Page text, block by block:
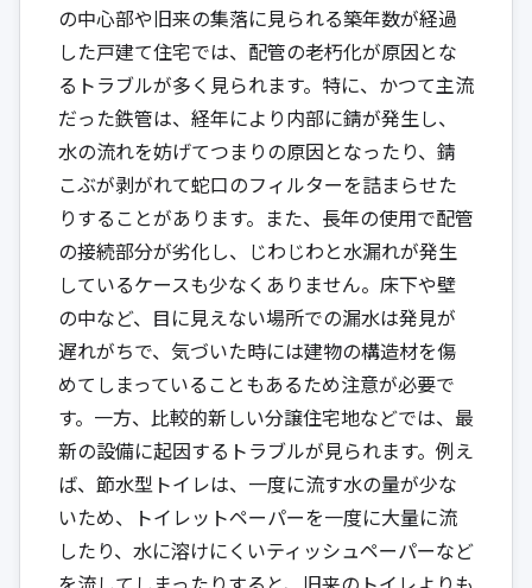
の中心部や旧来の集落に見られる築年数が経過
した戸建て住宅では、配管の老朽化が原因とな
るトラブルが多く見られます。特に、かつて主流
だった鉄管は、経年により内部に錆が発生し、
水の流れを妨げてつまりの原因となったり、錆
こぶが剥がれて蛇口のフィルターを詰まらせた
りすることがあります。また、長年の使用で配管
の接続部分が劣化し、じわじわと水漏れが発生
しているケースも少なくありません。床下や壁
の中など、目に見えない場所での漏水は発見が
遅れがちで、気づいた時には建物の構造材を傷
めてしまっていることもあるため注意が必要で
す。一方、比較的新しい分譲住宅地などでは、最
新の設備に起因するトラブルが見られます。例え
ば、節水型トイレは、一度に流す水の量が少な
いため、トイレットペーパーを一度に大量に流
したり、水に溶けにくいティッシュペーパーなど